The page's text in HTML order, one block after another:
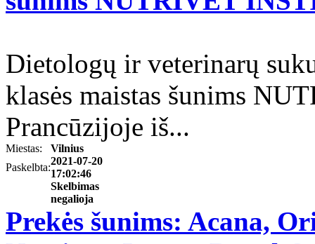
Dietologų ir veterinarų
klasės maistas šunims
Prancūzijoje iš...
Miestas:
Vilnius
Paskelbta:
2021-07-20
17:02:46
Skelbimas
negalioja
Prekės šunims: Acana,